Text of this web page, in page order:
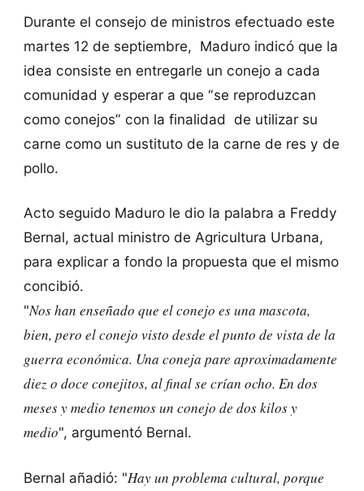
Durante el consejo de ministros efectuado este
martes 12 de septiembre, Maduro indicó que la
idea consiste en entregarle un conejo a cada
comunidad y esperar a que “se reproduzcan
como conejos” con la finalidad de utilizar su
carne como un sustituto de la carne de res y de
pollo.
Acto seguido Maduro le dio la palabra a Freddy
Bernal, actual ministro de Agricultura Urbana,
para explicar a fondo la propuesta que el mismo
concibió.
"Nos han enseñado que el conejo es una mascota,
bien, pero el conejo visto desde el punto de vista de la
guerra económica. Una coneja pare aproximadamente
diez o doce conejitos, al final se crían ocho. En dos
meses y medio tenemos un conejo de dos kilos y
medio", argumentó Bernal.
Bernal añadió: "Hay un problema cultural, porque